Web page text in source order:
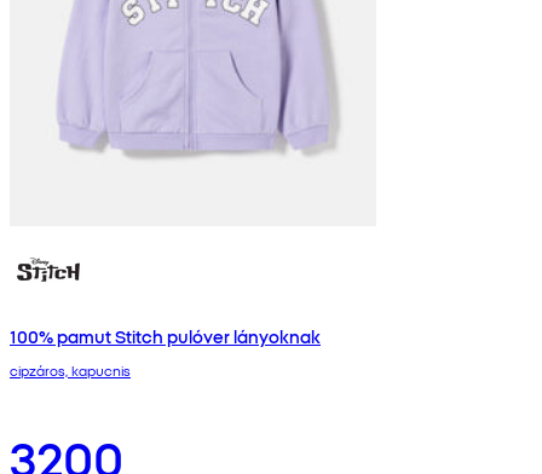
100% pamut Stitch pulóver lányoknak
cipzáros, kapucnis
3200